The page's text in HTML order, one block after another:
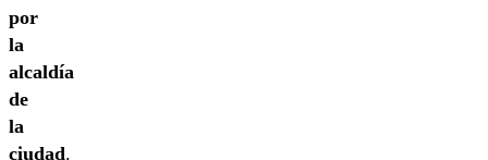
por
la
alcaldía
de
la
ciudad.